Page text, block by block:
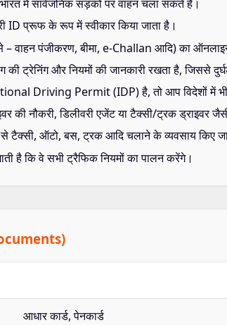
में सार्वजनिक सड़कों पर वाहन चला सकते हैं।
ID प्रूफ के रूप में स्वीकार किया जाता है।
वाहन पंजीकरण, बीमा, e-Challan आदि) का
ट्रेनिंग और नियमों की जानकारी रखता है, जिससे
Driving Permit (IDP) है, तो आप विदेशों में
की नौकरी, डिलीवरी एजेंट या टैक्सी/ट्रक ड्राइवर
से टैक्सी, ऑटो, बस, ट्रक आदि चलाने के व्यवसाय किए
है कि वे सभी ट्रैफिक नियमों का पालन करेंगे।
आधार कार्ड, पेनकार्ड